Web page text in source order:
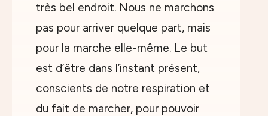
très bel endroit. Nous ne marchons
pas pour arriver quelque part, mais
pour la marche elle-même. Le but
est d’être dans l’instant présent,
conscients de notre respiration et
du fait de marcher, pour pouvoir